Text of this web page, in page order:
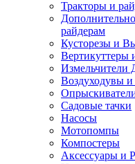
Тракторы и
райдерам
Кусторезы и
Вертикуттеры
Измельчители
Воздуходувы
Садовые тачки
Насосы
Мотопомпы
Компостеры
Аксессуары и